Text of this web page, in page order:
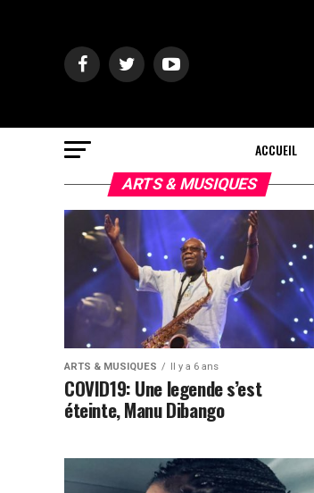
ACCUEIL
ARTS & MUSIQUES
ARTS & MUSIQUES Il y a 6 ans
COVID19: Une legende s’est
éteinte, Manu Dibango